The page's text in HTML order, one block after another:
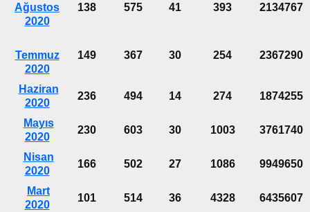
Ağustos
2020
138 575 41 393 2134767
Temmuz
2020
149 367 30 254 2367290
Haziran
2020
236 494 14 274 1874255
Mayıs
2020
230 603 30 1003 3761740
Nisan
2020
166 502 27 1086 9949650
Mart
2020
101 514 36 4328 6435607